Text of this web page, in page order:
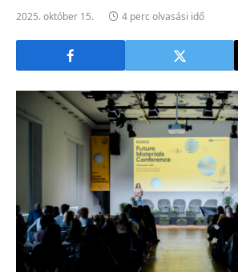
2025. október 15. 4 perc olvasási idő